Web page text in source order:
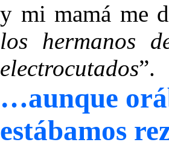
y mi mamá me
los hermanos
electrocutados”.
…aunque
estábamos